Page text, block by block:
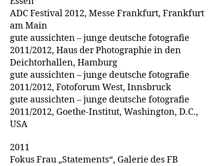
ADC Festival 2012, Messe Frankfurt, Frankfurt
am Main
gute aussichten – junge deutsche fotografie
2011/2012, Haus der Photographie in den
Deichtorhallen, Hamburg
gute aussichten – junge deutsche fotografie
2011/2012, Fotoforum West, Innsbruck
gute aussichten – junge deutsche fotografie
2011/2012, Goethe-Institut, Washington, D.C.,
USA
2011
Fokus Frau „Statements“, Galerie des FB